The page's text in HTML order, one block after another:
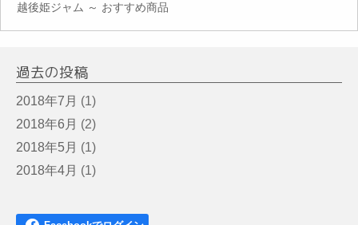
越後姫ジャム ～ おすすめ商品
過去の投稿
2018年7月 (1)
2018年6月 (2)
2018年5月 (1)
2018年4月 (1)